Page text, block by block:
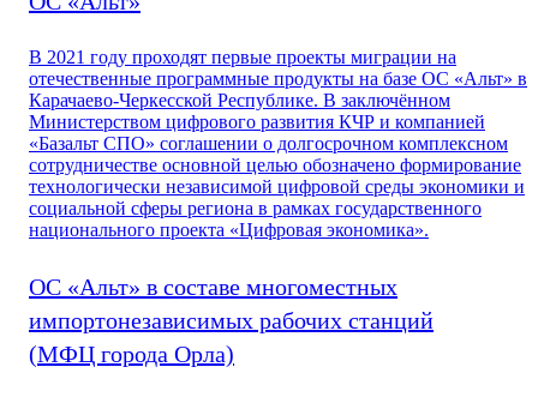
В 2021 году проходят первые проекты миграции на
отечественные программные продукты на базе ОС «Альт» в
Карачаево-Черкесской Республике. В заключённом
Министерством цифрового развития КЧР и компанией
«Базальт СПО» соглашении о долгосрочном комплексном
сотрудничестве основной целью обозначено формирование
технологически независимой цифровой среды экономики и
социальной сферы региона в рамках государственного
национального проекта «Цифровая экономика».
ОС «Альт» в составе многоместных
импортонезависимых рабочих станций
(МФЦ города Орла)